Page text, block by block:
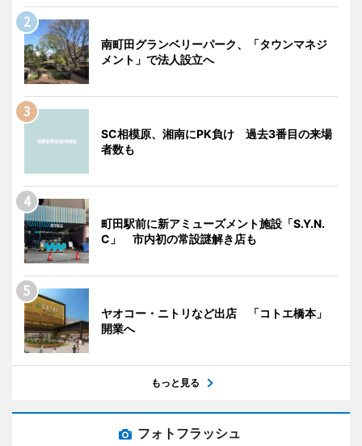
南町田グランベリーパーク、「タウンマネジ
メント」で法人設立へ
SC相模原、湘南にPK負け 過去3番目の来場
者数も
町田駅前に新アミューズメント施設「S.Y.N.
C」 市内初の常設謎解き店も
ヤオコー・ニトリなど出店 「コトエ橋本」
開業へ
もっと見る
フォトフラッシュ